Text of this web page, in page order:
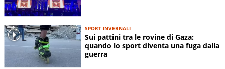
SPORT INVERNALI
Sui pattini tra le rovine di Gaza:
quando lo sport diventa una fuga dalla
guerra